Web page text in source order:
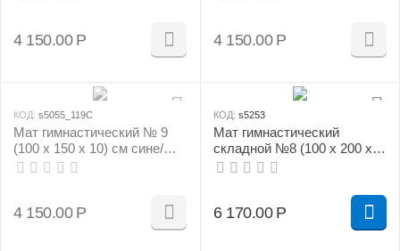
4 150.00 Р 4 150.00 Р
КОД: s5055_119C
Мат гимнастический № 9
(100 х 150 х 10) см сине/
жёлтый
4 150.00 Р
КОД: s5253
Мат гимнастический
складной №8 (100 х 200 х
10) см бежевый 1 сложение
6 170.00 Р